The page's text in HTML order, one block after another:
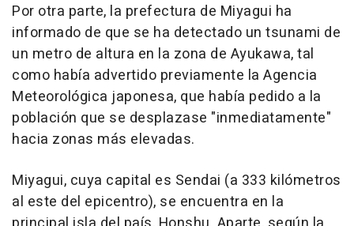
Por otra parte, la prefectura de Miyagui ha
informado de que se ha detectado un tsunami de
un metro de altura en la zona de Ayukawa, tal
como había advertido previamente la Agencia
Meteorológica japonesa, que había pedido a la
población que se desplazase "inmediatamente"
hacia zonas más elevadas.
Miyagui, cuya capital es Sendai (a 333 kilómetros
al este del epicentro), se encuentra en la